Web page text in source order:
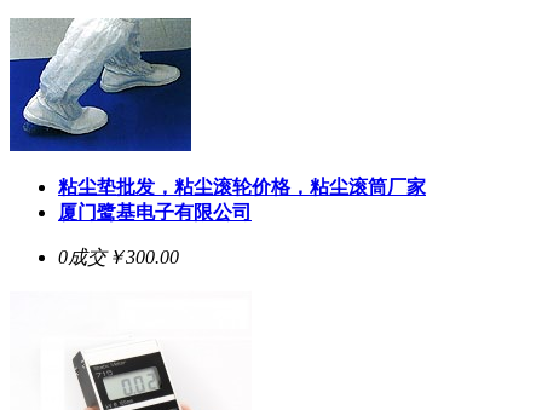
粘尘垫批发，粘尘滚轮价格，粘尘滚筒厂家
厦门鹭基电子有限公司
0成交￥300.00